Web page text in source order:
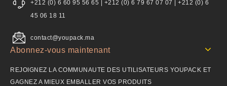
+212 (0) 6 60 95 56 65 | +212 (0) 6 79 67 07 07 | +212 (0) 6
45 06 18 11
contact@youpack.ma
Abonnez-vous maintenant
REJOIGNEZ LA COMMUNAUTE DES UTILISATEURS YOUPACK ET
GAGNEZ A MIEUX EMBALLER VOS PRODUITS